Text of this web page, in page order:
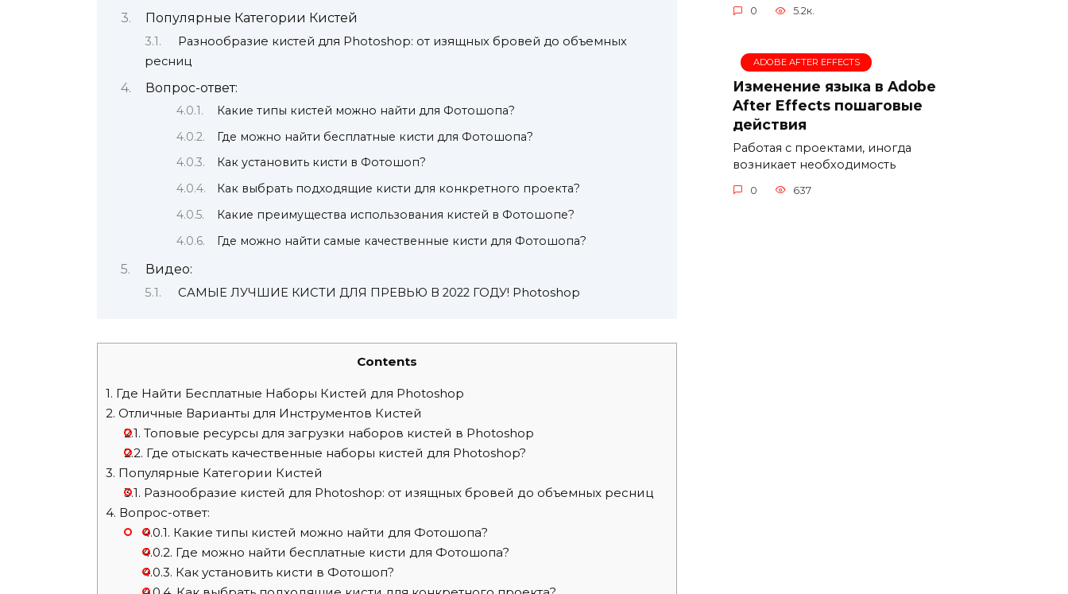
Популярные Категории Кистей
Разнообразие кистей для Photoshop: от изящных бровей до объемных
ресниц
Вопрос-ответ:
Какие типы кистей можно найти для Фотошопа?
Где можно найти бесплатные кисти для Фотошопа?
Как установить кисти в Фотошоп?
Как выбрать подходящие кисти для конкретного проекта?
Какие преимущества использования кистей в Фотошопе?
Где можно найти самые качественные кисти для Фотошопа?
Видео:
САМЫЕ ЛУЧШИЕ КИСТИ ДЛЯ ПРЕВЬЮ В 2022 ГОДУ! Photoshop
Contents
1. Где Найти Бесплатные Наборы Кистей для Photoshop
2. Отличные Варианты для Инструментов Кистей
2.1. Топовые ресурсы для загрузки наборов кистей в Photoshop
2.2. Где отыскать качественные наборы кистей для Photoshop?
3. Популярные Категории Кистей
3.1. Разнообразие кистей для Photoshop: от изящных бровей до объемных ресниц
4. Вопрос-ответ:
4.0.1. Какие типы кистей можно найти для Фотошопа?
4.0.2. Где можно найти бесплатные кисти для Фотошопа?
4.0.3. Как установить кисти в Фотошоп?
0 5.2к.
ADOBE AFTER EFFECTS
Изменение языка в Adobe
After Effects пошаговые
действия
Работая с проектами, иногда
возникает необходимость
0 637